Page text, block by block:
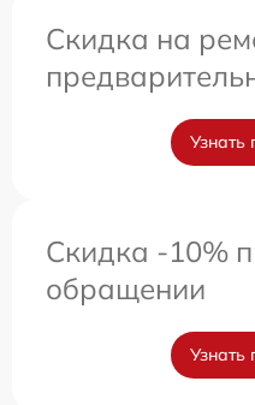
Скидка на
Узнать
Скидка -10%
обращении
Узнать